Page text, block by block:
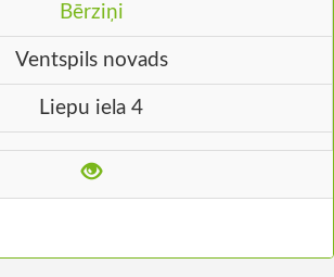
Bērziņi
Ventspils novads
Liepu iela 4